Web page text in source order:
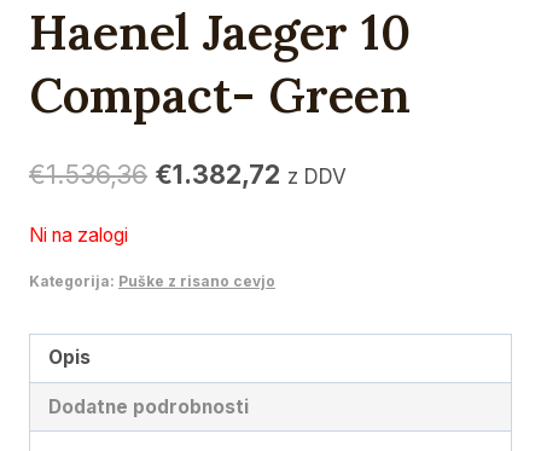
Haenel Jaeger 10
Compact- Green
€1.536,36 Izvirna
bila:
€1.536,36.
€1.382,72 Trenutna
z DDV
Ni na zalogi
Kategorija: Puške z risano cevjo
Opis
Dodatne podrobnosti